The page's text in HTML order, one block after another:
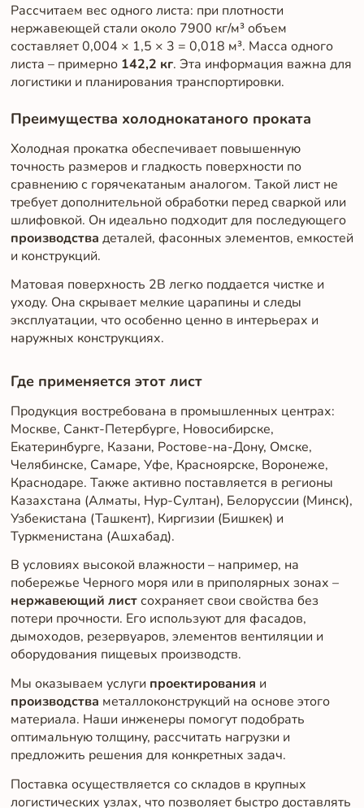
Рассчитаем вес одного листа: при плотности
нержавеющей стали около 7900 кг/м³ объем
составляет 0,004 × 1,5 × 3 = 0,018 м³. Масса одного
листа – примерно 142,2 кг. Эта информация важна для
логистики и планирования транспортировки.
Преимущества холоднокатаного проката
Холодная прокатка обеспечивает повышенную
точность размеров и гладкость поверхности по
сравнению с горячекатаным аналогом. Такой лист не
требует дополнительной обработки перед сваркой или
шлифовкой. Он идеально подходит для последующего
производства деталей, фасонных элементов, емкостей
и конструкций.
Матовая поверхность 2B легко поддается чистке и
уходу. Она скрывает мелкие царапины и следы
эксплуатации, что особенно ценно в интерьерах и
наружных конструкциях.
Где применяется этот лист
Продукция востребована в промышленных центрах:
Москве, Санкт-Петербурге, Новосибирске,
Екатеринбурге, Казани, Ростове-на-Дону, Омске,
Челябинске, Самаре, Уфе, Красноярске, Воронеже,
Краснодаре. Также активно поставляется в регионы
Казахстана (Алматы, Нур-Султан), Белоруссии (Минск),
Узбекистана (Ташкент), Киргизии (Бишкек) и
Туркменистана (Ашхабад).
В условиях высокой влажности – например, на
побережье Черного моря или в приполярных зонах –
нержавеющий листсохраняет свои свойства без
потери прочности. Его используют для фасадов,
дымоходов, резервуаров, элементов вентиляции и
оборудования пищевых производств.
Мы оказываем услуги проектирования и
производства металлоконструкций на основе этого
материала. Наши инженеры помогут подобрать
оптимальную толщину, рассчитать нагрузки и
предложить решения для конкретных задач.
Поставка осуществляется со складов в крупных
логистических узлах, что позволяет быстро доставлять